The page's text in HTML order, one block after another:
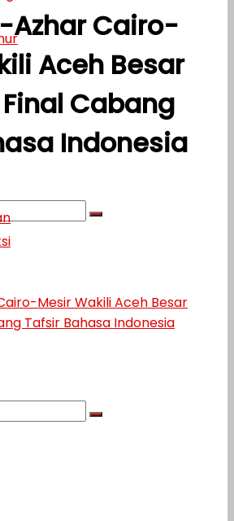
Azhar Cairo-
Aceh Besar
Cabang
Indonesia